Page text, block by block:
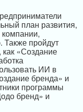
план развития,
Также пройдут
«Создание
ИИ в
бренда» и
программы
бренд» и